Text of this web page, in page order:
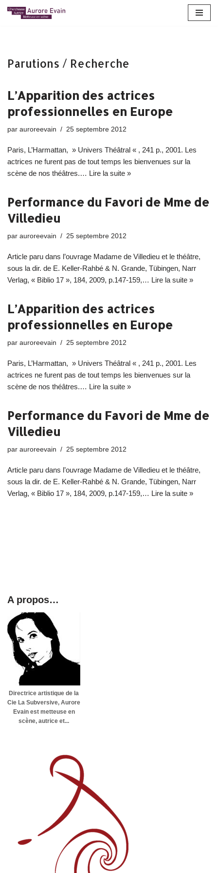
Parutions / Recherche
L’Apparition des actrices
professionnelles en Europe
par auroreevain 25 septembre 2012
Paris, L’Harmattan, » Univers Théâtral « , 241 p., 2001. Les
actrices ne furent pas de tout temps les bienvenues sur la
scène de nos théâtres.… Lire la suite »
Performance du Favori de Mme de
Villedieu
par auroreevain 25 septembre 2012
Article paru dans l’ouvrage Madame de Villedieu et le théâtre,
sous la dir. de E. Keller-Rahbé & N. Grande, Tübingen, Narr
Verlag, « Biblio 17 », 184, 2009, p.147-159,… Lire la suite »
L’Apparition des actrices
professionnelles en Europe
par auroreevain 25 septembre 2012
Paris, L’Harmattan, » Univers Théâtral « , 241 p., 2001. Les
actrices ne furent pas de tout temps les bienvenues sur la
scène de nos théâtres.… Lire la suite »
Performance du Favori de Mme de
Villedieu
par auroreevain 25 septembre 2012
Article paru dans l’ouvrage Madame de Villedieu et le théâtre,
sous la dir. de E. Keller-Rahbé & N. Grande, Tübingen, Narr
Verlag, « Biblio 17 », 184, 2009, p.147-159,… Lire la suite »
A propos…
Directrice artistique de la
Cie La Subversive, Aurore
Evain est metteuse en
scène, autrice et...